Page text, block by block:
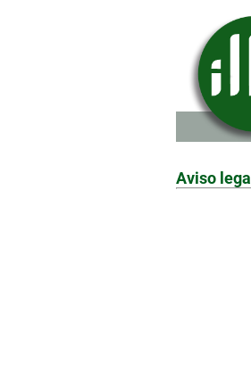
Aviso legal